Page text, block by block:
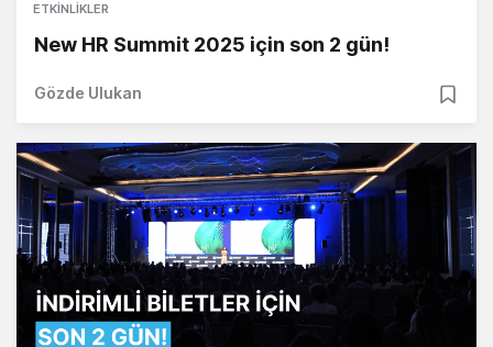
ETKINLIKLER
New HR Summit 2025 için son 2 gün!
Gözde Ulukan